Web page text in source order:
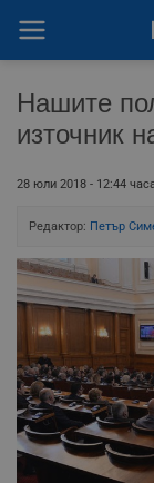
Нашите
източник
28 юли 2018 - 12:44
Редактор: Петър